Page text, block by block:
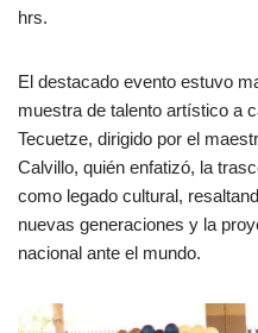
hrs.
El destacado evento estuvo
muestra de talento artístico a
Tecuetze, dirigido por el
Calvillo, quién enfatizó, la
como legado cultural,
nuevas generaciones y la
nacional ante el mundo.